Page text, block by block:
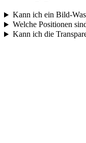
Kann ich ein Bild-
Welche Positionen
Kann ich die